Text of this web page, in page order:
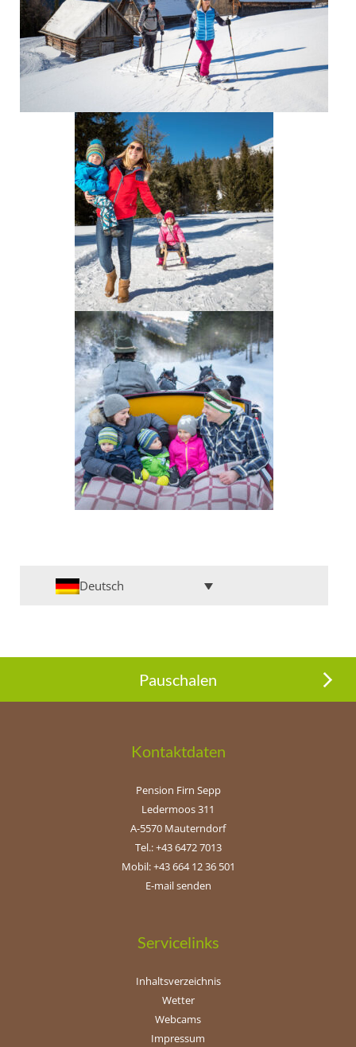
Deutsch
Pauschalen
Kontaktdaten
Pension Firn Sepp
Ledermoos 311
A-5570 Mauterndorf
Tel.: +43 6472 7013
Mobil: +43 664 12 36 501
E-mail senden
Servicelinks
Inhaltsverzeichnis
Wetter
Webcams
Impressum